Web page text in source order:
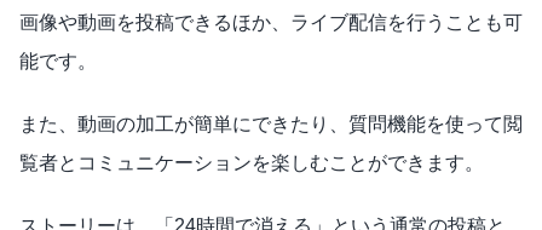
画像や動画を投稿できるほか、ライブ配信を行うことも可
能です。
また、動画の加工が簡単にできたり、質問機能を使って閲
覧者とコミュニケーションを楽しむことができます。
ストーリーは、「24時間で消える」という通常の投稿と